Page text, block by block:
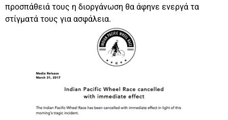
προσπάθειά τους η διοργάνωση θα άφηνε ενεργά τα
στίγματά τους για ασφάλεια.